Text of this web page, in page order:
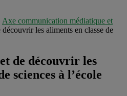
Axe communication médiatique et
les aliments en classe de
de découvrir les
sciences à l’école